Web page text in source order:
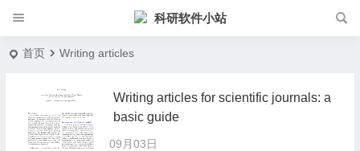
科研软件小站
首页 Writing articles
Writing articles for scientific journals: a
basic guide
09月03日